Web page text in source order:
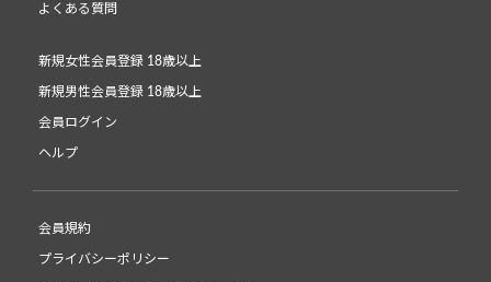
よくある質問
新規女性会員登録 18歳以上
新規男性会員登録 18歳以上
会員ログイン
ヘルプ
会員規約
プライバシーポリシー